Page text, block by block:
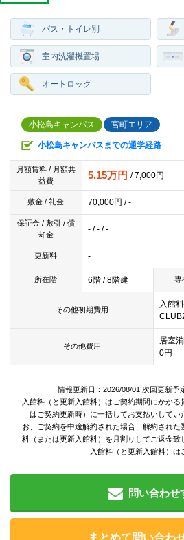
バス・トイレ別
室内洗濯機置場
オートロック
小松島キャンパス 宮町エリア
小松島キャンパスまでの通学経路
月額賃料 / 月額共
益費
5.15万円 / 7,000円
敷金 / 礼金 70,000円 / -
保証金 / 敷引 / 償
却金
- / - / -
更新料 -
所在階 6階 / 8階建 専
その他初期費用
入館
その他費用
居室
0円
情報更新日：2026/08/01 次回更新予
入館料（と更新入館料）はご契約期間にかか
はご契約更新時）に一括してお支払いしてい
お、ご契約を中途解約された場合、解約され
料（または更新入館料）を月割りしてご返金致
入館料（と更新入館料）は
問い合わせ
まとめて問い合わ